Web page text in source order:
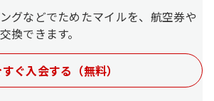
グなどでためたマイルを、航空券や
換できます。
ぐ入会する（無料）